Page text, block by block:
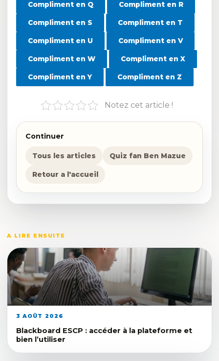
Compliment en Q Compliment en R
Compliment en S Compliment en T
Compliment en U Compliment en V
Compliment en W Compliment en X
Compliment en Y Compliment en Z
Notez cet article !
Continuer
Tous les articles Quiz fan Ben Mazue
Retour a l'accueil
A LIRE ENSUITE
3 AOÛT 2026
Blackboard ESCP : accéder à la plateforme et
bien l’utiliser